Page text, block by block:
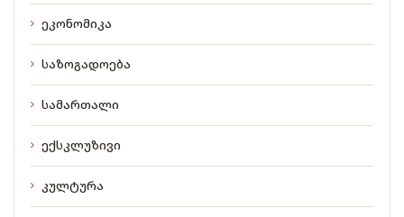
ეკონომიკა
საზოგადოება
სამართალი
ექსკლუზივი
კულტურა